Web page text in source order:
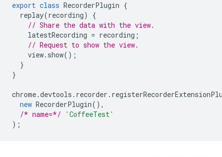
export class RecorderPlugin {
replay(recording)
{
// Share the data with the view.
latestRecording = recording ;
// Request to show the view.
view. show();
}
}
chrome.devtools . recorder .
new RecorderPlugin(),
/* name=*/
'CoffeeTest'
);